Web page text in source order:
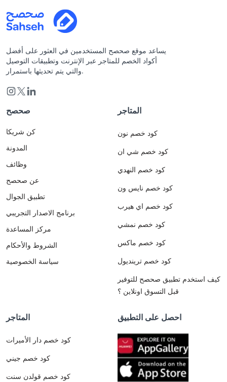
يساعد موقع صحصح المستخدمين في العثور على أفضل
أكواد الخصم للمتاجر عبر الإنترنت وتطبيقات التوصيل
والتي يتم تحديثها باستمرار.
صحصح
كن شريكا
المدونة
وظائف
عن صحصح
تطبيق الجوال
برنامج الاصدار التجريبي
مركز المساعدة
الشروط والأحكام
سياسة الخصوصية
المتاجر
كود خصم نون
كود خصم شي ان
كود خصم النهدي
كود خصم نايس ون
كود خصم اي هيرب
كود خصم نمشي
كود خصم ماكس
كود خصم ترينديول
كيف استخدم تطبيق صحصح للتوفير
قبل التسوق اونلاين ؟
المتاجر
كود خصم دار الأميرات
كود خصم جيني
كود خصم قولدن سنت
احصل على التطبيق